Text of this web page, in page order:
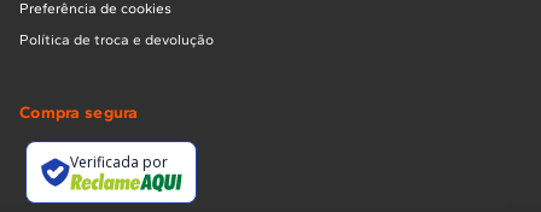
Preferência de cookies
Política de troca e devolução
Compra segura
Verificada por